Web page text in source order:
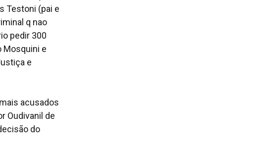
Testoni (pai e
q nao
pedir 300
Mosquini e
e
acusados
Oudivanil de
do